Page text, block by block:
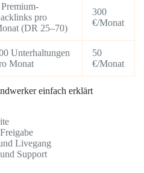
Premium-
pro
(DR 25–70)
300
€/Monat
Unterhaltungen
Monat
50
€/Monat
einfach erklärt
Livegang
Support